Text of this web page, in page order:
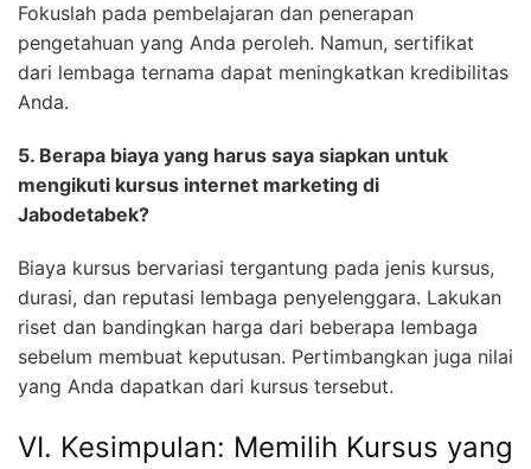
Fokuslah pada pembelajaran dan penerapan
pengetahuan yang Anda peroleh. Namun, sertifikat
dari lembaga ternama dapat meningkatkan kredibilitas
Anda.
5. Berapa biaya yang harus saya siapkan untuk
mengikuti kursus internet marketing di
Jabodetabek?
Biaya kursus bervariasi tergantung pada jenis kursus,
durasi, dan reputasi lembaga penyelenggara. Lakukan
riset dan bandingkan harga dari beberapa lembaga
sebelum membuat keputusan. Pertimbangkan juga nilai
yang Anda dapatkan dari kursus tersebut.
VI. Kesimpulan: Memilih Kursus yang